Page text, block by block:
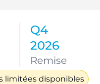
Q4
2026
Remise
limitées disponibles